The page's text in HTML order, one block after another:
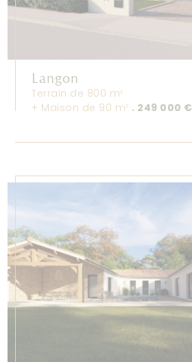
Langon
Terrain de 800 m2
+ Maison de 90 m2 . 249 000 €